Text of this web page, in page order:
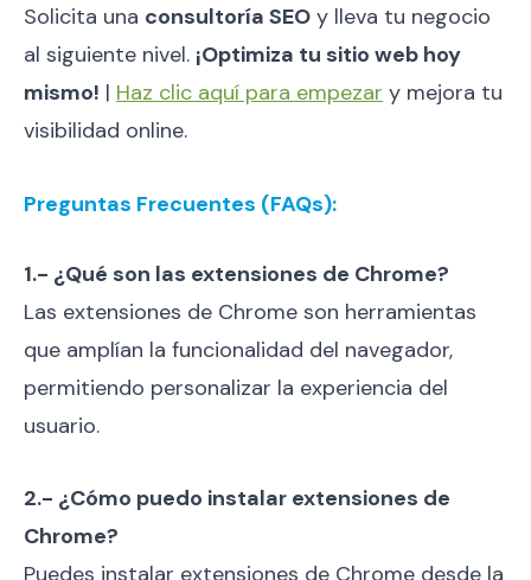
Solicita una consultoría SEO y lleva tu negocio
al siguiente nivel. ¡Optimiza tu sitio web hoy
mismo! | Haz clic aquí para empezar y mejora tu
visibilidad online.
Preguntas Frecuentes (FAQs):
1.- ¿Qué son las extensiones de Chrome?
Las extensiones de Chrome son herramientas
que amplían la funcionalidad del navegador,
permitiendo personalizar la experiencia del
usuario.
2.- ¿Cómo puedo instalar extensiones de
Chrome?
Puedes instalar extensiones de Chrome desde la